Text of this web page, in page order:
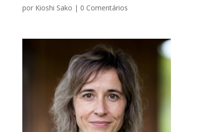
por Kioshi Sako | 0 Comentários